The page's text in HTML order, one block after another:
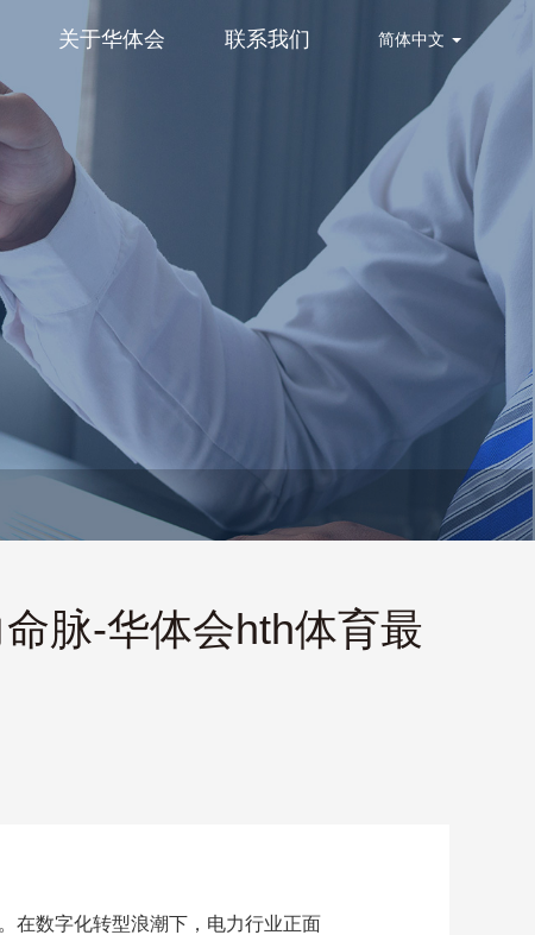
关于华体会 联系我们 简体中文
脉-华体会hth体育最
在数字化转型浪潮下，电力行业正面